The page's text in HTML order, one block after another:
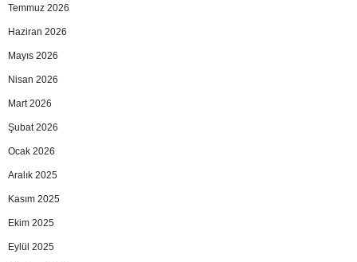
Temmuz 2026
Haziran 2026
Mayıs 2026
Nisan 2026
Mart 2026
Şubat 2026
Ocak 2026
Aralık 2025
Kasım 2025
Ekim 2025
Eylül 2025